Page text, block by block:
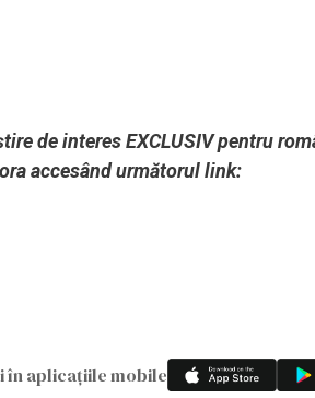
de interes EXCLUSIV pentru
accesând următorul link:
în aplicațiile mobile